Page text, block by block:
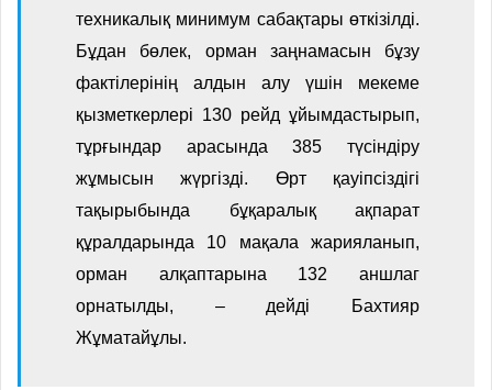
техникалық минимум сабақтары өткізілді.
Бұдан бөлек, орман заңнамасын бұзу
фактілерінің алдын алу үшін мекеме
қызметкерлері 130 рейд ұйымдастырып,
тұрғындар арасында 385 түсіндіру
жұмысын жүргізді. Өрт қауіпсіздігі
тақырыбында бұқаралық ақпарат
құралдарында 10 мақала жарияланып,
орман алқаптарына 132 аншлаг
орнатылды, – дейді Бахтияр
Жұматайұлы.